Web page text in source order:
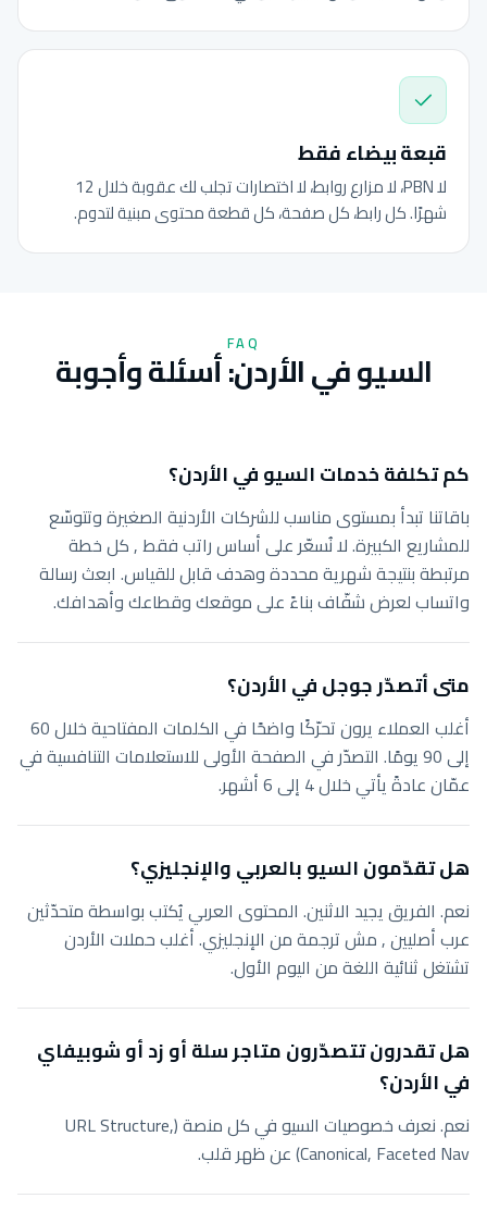
قبعة بيضاء فقط
لا PBN، لا مزارع روابط، لا اختصارات تجلب لك عقوبة خلال 12
شهرًا. كل رابط، كل صفحة، كل قطعة محتوى مبنية لتدوم.
FAQ
السيو في الأردن: أسئلة وأجوبة
كم تكلفة خدمات السيو في الأردن؟
باقاتنا تبدأ بمستوى مناسب للشركات الأردنية الصغيرة وتتوسّع
للمشاريع الكبيرة. لا نُسعّر على أساس راتب فقط , كل خطة
مرتبطة بنتيجة شهرية محددة وهدف قابل للقياس. ابعث رسالة
واتساب لعرض شفّاف بناءً على موقعك وقطاعك وأهدافك.
متى أتصدّر جوجل في الأردن؟
أغلب العملاء يرون تحرّكًا واضحًا في الكلمات المفتاحية خلال 60
إلى 90 يومًا. التصدّر في الصفحة الأولى للاستعلامات التنافسية في
عمّان عادةً يأتي خلال 4 إلى 6 أشهر.
هل تقدّمون السيو بالعربي والإنجليزي؟
نعم. الفريق يجيد الاثنين. المحتوى العربي يُكتب بواسطة متحدّثين
عرب أصليين , مش ترجمة من الإنجليزي. أغلب حملات الأردن
تشتغل ثنائية اللغة من اليوم الأول.
هل تقدرون تتصدّرون متاجر سلة أو زد أو شوبيفاي
في الأردن؟
نعم. نعرف خصوصيات السيو في كل منصة (URL Structure,
Canonical, Faceted Nav) عن ظهر قلب.